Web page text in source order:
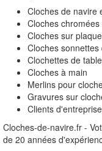
Cloches de navire
Cloches chromées
Cloches sur
Cloches
Clochettes de table
Cloches à main
Merlins pour
Gravures sur
Clients
Cloches-de-navire.fr -
de 20 années